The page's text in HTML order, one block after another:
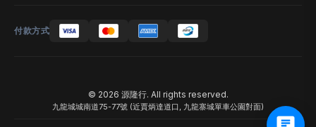
付款方式
© 2026 源隆行. All rights reserved.
九龍城城南道75-77號 (近賈炳達道口, 九龍寨城單車公園對面)